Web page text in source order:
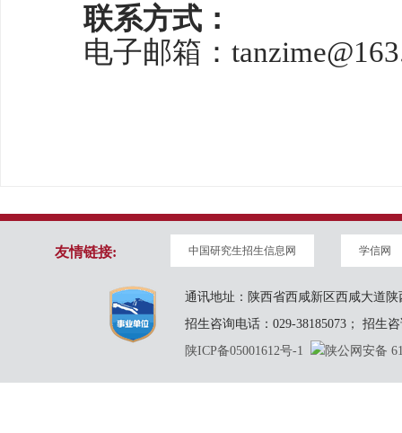
联系方式：
电子邮箱：
友情链接: 中国研究生招生信息网 学信网
通讯地址：陕西省西咸新区西咸大道
招生咨询电话：029-38185073； 招生
陕ICP备05001612号-1
陕公网安备